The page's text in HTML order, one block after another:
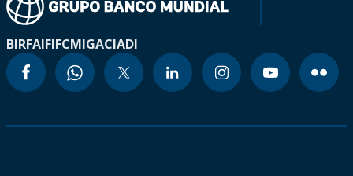
BIRFAIFIFCMIGACIADI